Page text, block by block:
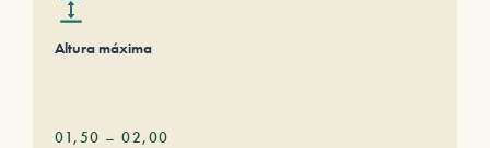
Altura máxima
01,50 – 02,00